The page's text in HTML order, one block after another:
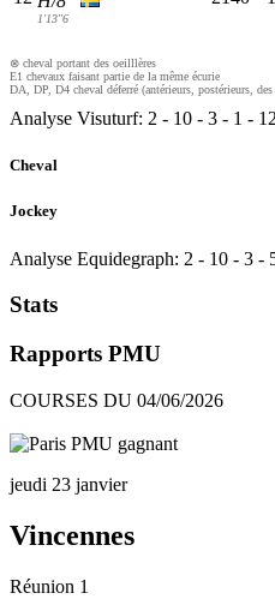
1'13"6
⊗ cheval portant des oeilllères
E1 chevaux faisant partie de la même écurie
DA, DP, D4 cheval déferré (antérieurs, postérieurs,
Analyse Visuturf: 2 - 10 - 3 - 1 - 12
Cheval
Jockey
Analyse Equidegraph: 2 - 10 - 3 -
Stats
Rapports PMU
COURSES DU 04/06/2026
jeudi 23 janvier
Vincennes
Réunion 1